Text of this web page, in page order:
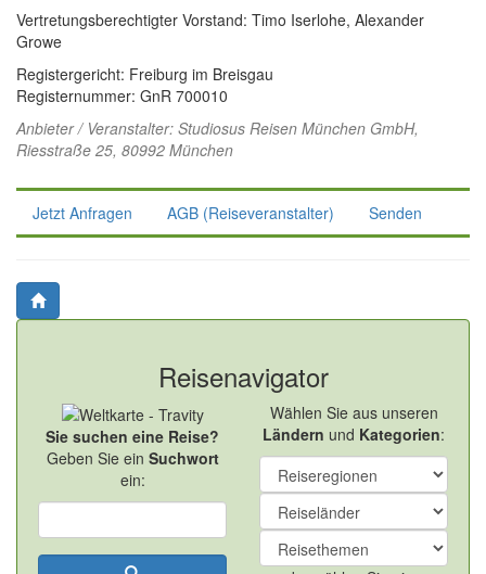
Vertretungsberechtigter Vorstand: Timo Iserlohe, Alexander
Growe
Registergericht: Freiburg im Breisgau
Registernummer: GnR 700010
Anbieter / Veranstalter: Studiosus Reisen München GmbH,
Riesstraße 25, 80992 München
Jetzt Anfragen AGB (Reiseveranstalter) Senden
Reisenavigator
Sie suchen eine Reise?
Geben Sie ein Suchwort
ein:
Wählen Sie aus unseren
Ländern und Kategorien: